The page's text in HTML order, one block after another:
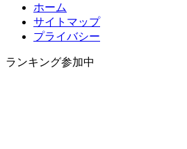
ホーム
サイトマップ
プライバシー
ランキング参加中